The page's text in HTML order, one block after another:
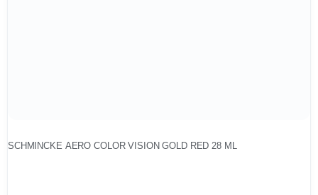
SCHMINCKE AERO COLOR VISION GOLD RED 28 ML